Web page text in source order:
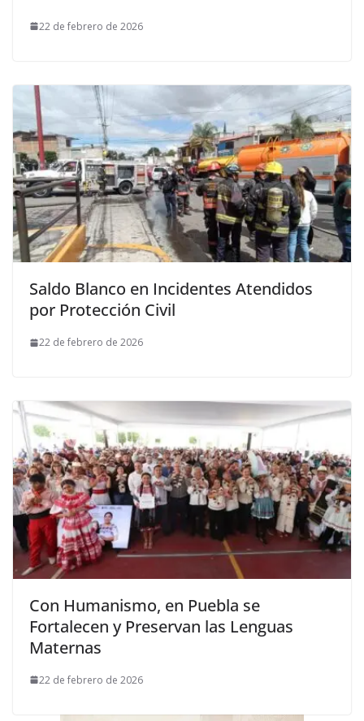
22 de febrero de 2026
Saldo Blanco en Incidentes Atendidos
por Protección Civil
22 de febrero de 2026
Con Humanismo, en Puebla se
Fortalecen y Preservan las Lenguas
Maternas
22 de febrero de 2026